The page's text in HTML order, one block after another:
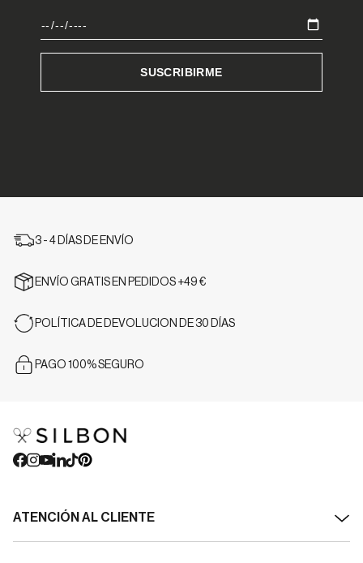
3 - 4 DÍAS DE ENVÍO
ENVÍO GRATIS EN PEDIDOS +49 €
POLÍTICA DE DEVOLUCION DE 30 DÍAS
PAGO 100% SEGURO
ATENCIÓN AL CLIENTE